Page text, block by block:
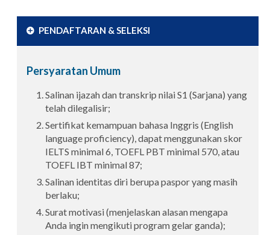
PENDAFTARAN & SELEKSI
Persyaratan Umum
Salinan ijazah dan transkrip nilai S1 (Sarjana) yang
telah dilegalisir;
Sertifikat kemampuan bahasa Inggris (English
language proficiency), dapat menggunakan skor
IELTS minimal 6, TOEFL PBT minimal 570, atau
TOEFL IBT minimal 87;
Salinan identitas diri berupa paspor yang masih
berlaku;
Surat motivasi (menjelaskan alasan mengapa
Anda ingin mengikuti program gelar ganda);